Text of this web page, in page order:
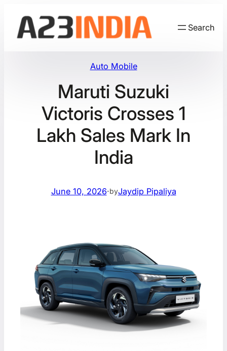
content
Search
Auto Mobile
Maruti Suzuki
Victoris Crosses 1
Lakh Sales Mark In
India
June 10, 2026·byJaydip Pipaliya